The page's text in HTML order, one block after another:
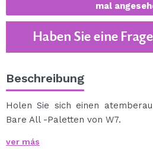
mal
Haben Sie eine
Beschreibung
Holen Sie sich einen
Bare All -Paletten von W7.
Schimmer, damit Sie den
ver más